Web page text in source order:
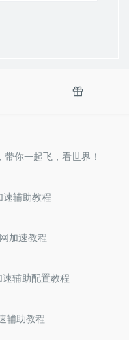
d
你一起飞，看世界！
速辅助教程
加速教程
辅助配置教程
辅助教程